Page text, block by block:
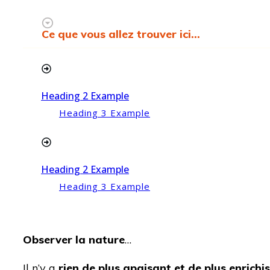
Ce que vous allez trouver ici...
Heading 2 Example
Heading 3 Example
Heading 2 Example
Heading 3 Example
Observer la nature…